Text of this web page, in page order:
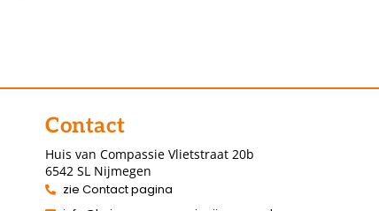
Contact
Huis van Compassie Vlietstraat 20b
6542 SL Nijmegen
zie Contact pagina